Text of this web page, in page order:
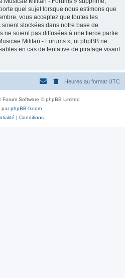
quel sujet lorsque nous estimons que
vous acceptez que toutes les
stockées dans notre base de
ne soient pas diffusées à une tierce partie
Militari - Forums », ni phpBB ne
en cas de tentative de piratage visant
Heures au format UTC
Forum Software © phpBB Limited
parphpBB-fr.com
| Conditions